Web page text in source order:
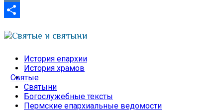
VK
Святые и святыни
История епархии
История храмов
Святые
Святыни
Богослужебные тексты
Пермские епархиальные ведомости